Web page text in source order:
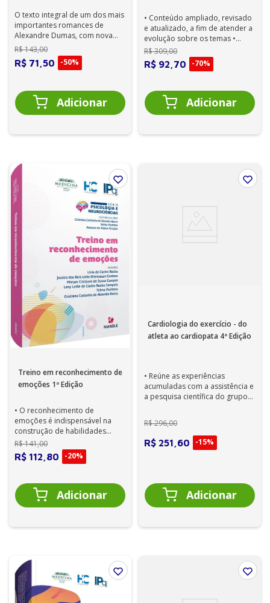
O texto integral de um dos mais
importantes romances de
Alexandre Dumas, com nova
tradução de Bruno Ribeiro de
Lima e La...
R$143,00
R$ 71 50 -50%
• Conteúdo ampliado, revisado
e atualizado, a fim de atender a
evolução sobre os temas •
Edição de 15 anos • Aborda
de...
R$309,00
R$ 92 70 -70%
Treino em reconhecimento de
emoções 1ª Edição
• O reconhecimento de
emoções é indispensável na
construção de habilidades
fundamentais ao funcionamento
social. • Iden...
R$141,00
R$ 112 80 -20%
Cardiologia do exercício - do
atleta ao cardiopata 4ª Edição
• Reúne as experiências
acumuladas com a assistência e
a pesquisa científica do grupo
R$296,00
R$ 251 60 -15%